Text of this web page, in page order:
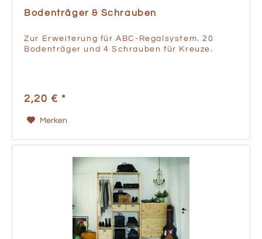
Bodenträger & Schrauben
Zur Erweiterung für ABC-Regalsystem. 20
Bodenträger und 4 Schrauben für Kreuze.
2,20 € *
Merken